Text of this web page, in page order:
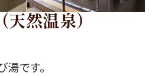
天然温泉）
です。